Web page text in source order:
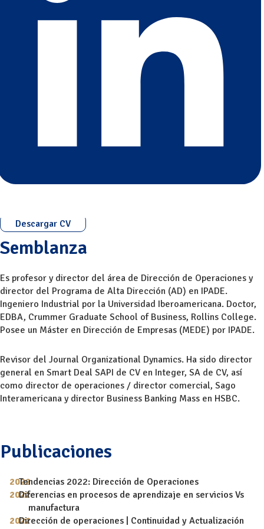
Descargar CV
Semblanza
Es profesor y director del área de Dirección de Operaciones y
director del Programa de Alta Dirección (AD) en IPADE.
Ingeniero Industrial por la Universidad Iberoamericana. Doctor,
EDBA, Crummer Graduate School of Business, Rollins College.
Posee un Máster en Dirección de Empresas (MEDE) por IPADE.
Revisor del Journal Organizational Dynamics. Ha sido director
general en Smart Deal SAPI de CV en Integer, SA de CV, así
como director de operaciones / director comercial, Sago
Interamericana y director Business Banking Mass en HSBC.
Publicaciones
Tendencias 2022: Dirección de Operaciones
Diferencias en procesos de aprendizaje en servicios Vs
manufactura
Dirección de operaciones | Continuidad y Actualización